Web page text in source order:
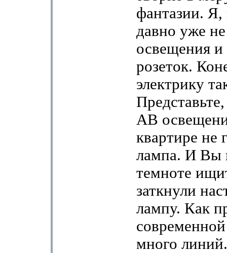
фантазии.
давно уже
освещения
розеток.
электрику
АВ
квартире не
лампа. И Вы
темноте
заткнули
лампу. Как
много